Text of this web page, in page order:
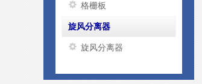
格栅板
旋风分离器
旋风分离器